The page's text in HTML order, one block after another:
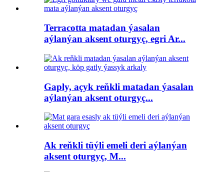
Terracotta matadan ýasalan
aýlanýan aksent oturgyç, egri Ar...
Gaply, açyk reňkli matadan ýasalan
aýlanýan aksent oturgyç...
Ak reňkli tüýli emeli deri aýlanýan
aksent oturgyç, M...